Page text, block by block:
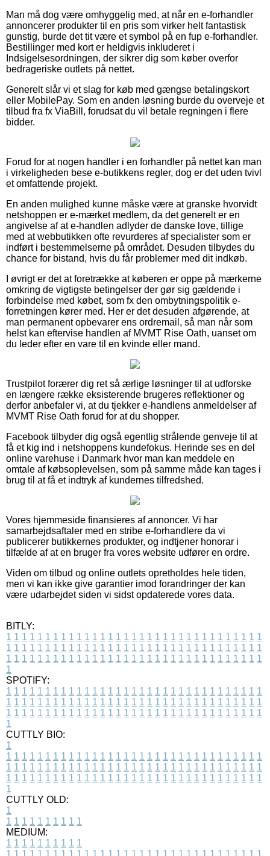
Man må dog være omhyggelig med, at når en e-forhandler
annoncerer produkter til en pris som virker helt fantastisk
gunstig, burde det tit være et symbol på en fup e-forhandler.
Bestillinger med kort er heldigvis inkluderet i
Indsigelsesordningen, der sikrer dig som køber overfor
bedrageriske outlets på nettet.
Generelt slår vi et slag for køb med gængse betalingskort
eller MobilePay. Som en anden løsning burde du overveje et
tilbud fra fx ViaBill, forudsat du vil betale regningen i flere
bidder.
Forud for at nogen handler i en forhandler på nettet kan man
i virkeligheden bese e-butikkens regler, dog er det uden tvivl
et omfattende projekt.
En anden mulighed kunne måske være at granske hvorvidt
netshoppen er e-mærket medlem, da det generelt er en
angivelse af at e-handlen adlyder de danske love, tillige
med at webbutikken ofte revurderes af specialister som er
indført i bestemmelserne på området. Desuden tilbydes du
chance for bistand, hvis du får problemer med dit indkøb.
I øvrigt er det at foretrække at køberen er oppe på mærkerne
omkring de vigtigste betingelser der gør sig gældende i
forbindelse med købet, som fx den ombytningspolitik e-
forretningen kører med. Her er det desuden afgørende, at
man permanent opbevarer ens ordremail, så man når som
helst kan eftervise handlen af MVMT Rise Oath, uanset om
du leder efter en vare til en kvinde eller mand.
Trustpilot forærer dig ret så ærlige løsninger til at udforske
en længere række eksisterende brugeres reflektioner og
derfor anbefaler vi, at du tjekker e-handlens anmeldelser af
MVMT Rise Oath forud for at du shopper.
Facebook tilbyder dig også egentlig strålende genveje til at
få et kig ind i netshoppens kundefokus. Herinde ses en del
online varehuse i Danmark hvor man kan meddele en
omtale af købsoplevelsen, som på samme måde kan tages i
brug til at få et indtryk af kundernes tilfredshed.
Vores hjemmeside finansieres af annoncer. Vi har
samarbejdsaftaler med en stribe e-forhandlere da vi
publicerer butikkernes produkter, og indtjener honorar i
tilfælde af at en bruger fra vores website udfører en ordre.
Viden om tilbud og online outlets opretholdes hele tiden,
men vi kan ikke give garantier imod forandringer der kan
være udarbejdet siden vi sidst opdaterede vores data.
BITLY:
1 1 1 1 1 1 1 1 1 1 1 1 1 1 1 1 1 1 1 1 1 1 1 1 1 1 1 1 1 1 1 1 1
1 1 1 1 1 1 1 1 1 1 1 1 1 1 1 1 1 1 1 1 1 1 1 1 1 1 1 1 1 1 1 1 1
1 1 1 1 1 1 1 1 1 1 1 1 1 1 1 1 1 1 1 1 1 1 1 1 1 1 1 1 1 1 1 1 1
1
SPOTIFY:
1 1 1 1 1 1 1 1 1 1 1 1 1 1 1 1 1 1 1 1 1 1 1 1 1 1 1 1 1 1 1 1 1
1 1 1 1 1 1 1 1 1 1 1 1 1 1 1 1 1 1 1 1 1 1 1 1 1 1 1 1 1 1 1 1 1
1 1 1 1 1 1 1 1 1 1 1 1 1 1 1 1 1 1 1 1 1 1 1 1 1 1 1 1 1 1 1 1 1
1
CUTTLY BIO:
1
1 1 1 1 1 1 1 1 1 1 1 1 1 1 1 1 1 1 1 1 1 1 1 1 1 1 1 1 1 1 1 1 1
1 1 1 1 1 1 1 1 1 1 1 1 1 1 1 1 1 1 1 1 1 1 1 1 1 1 1 1 1 1 1 1 1
1 1 1 1 1 1 1 1 1 1 1 1 1 1 1 1 1 1 1 1 1 1 1 1 1 1 1 1 1 1 1 1 1
1
CUTTLY OLD:
1
1 1 1 1 1 1 1 1 1 1
MEDIUM:
1 1 1 1 1 1 1 1 1 1
1 1 1 1 1 1 1 1 1 1 1 1 1 1 1 1 1 1 1 1 1 1 1 1 1 1 1 1 1 1 1 1 1